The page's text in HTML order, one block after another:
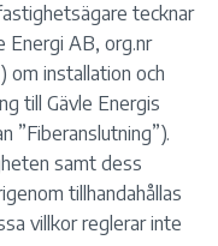
tecknar
Energi AB, org.nr
om installation och
till Gävle Energis
”Fiberanslutning”).
samt dess
tillhandahållas
villkor reglerar inte